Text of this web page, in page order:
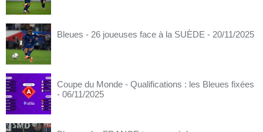
Bleues - 26 joueuses face à la SUÈDE - 20/11/2025
Coupe du Monde - Qualifications : les Bleues fixées
- 06/11/2025